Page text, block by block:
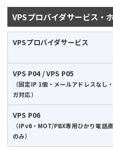
VPSプロバイダサービス・
VPSプロバイダサービス
VPS P04 / VPS P05
（固定IP 1個・メールアドレスなし
ガ対応）
VPS P06
（IPv6・MOT/PBX専用ひかり電話
のみ）